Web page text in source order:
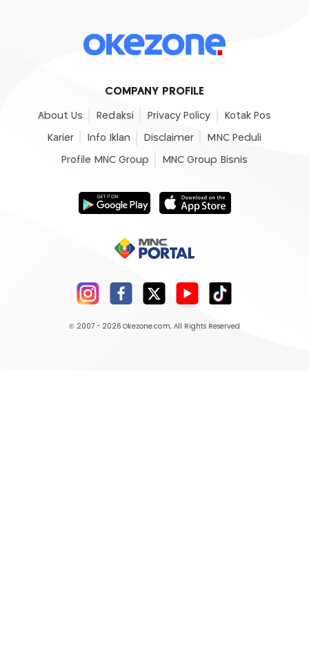
COMPANY PROFILE
About Us Redaksi Privacy Policy Kotak Pos
Karier Info Iklan Disclaimer MNC Peduli
Profile MNC Group MNC Group Bisnis
© 2007 - 2026 Okezone.com, All Rights Reserved